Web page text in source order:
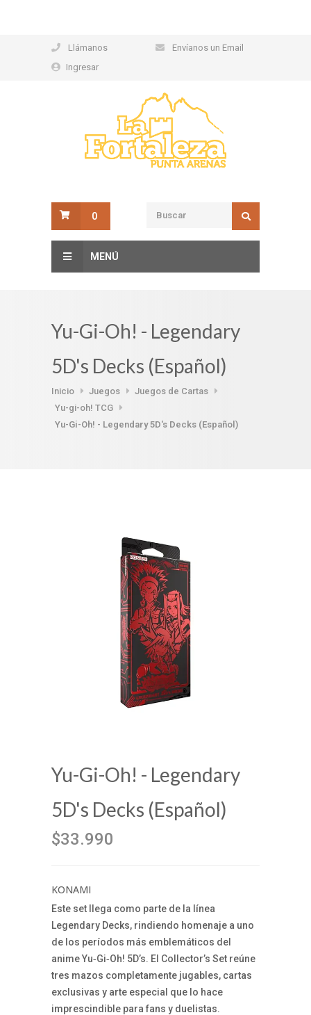
Llámanos
Envíanos un Email
Ingresar
0
MENÚ
Yu-Gi-Oh! - Legendary
5D's Decks (Español)
Inicio Juegos
Juegos de Cartas
Yu-gi-oh! TCG
Yu-Gi-Oh! - Legendary 5D's Decks (Español)
Yu-Gi-Oh! - Legendary
5D's Decks (Español)
$33.990
KONAMI
Este set llega como parte de la línea
Legendary Decks, rindiendo homenaje a uno
de los períodos más emblemáticos del
anime Yu‑Gi‑Oh! 5D’s. El Collector’s Set reúne
tres mazos completamente jugables, cartas
exclusivas y arte especial que lo hace
imprescindible para fans y duelistas.